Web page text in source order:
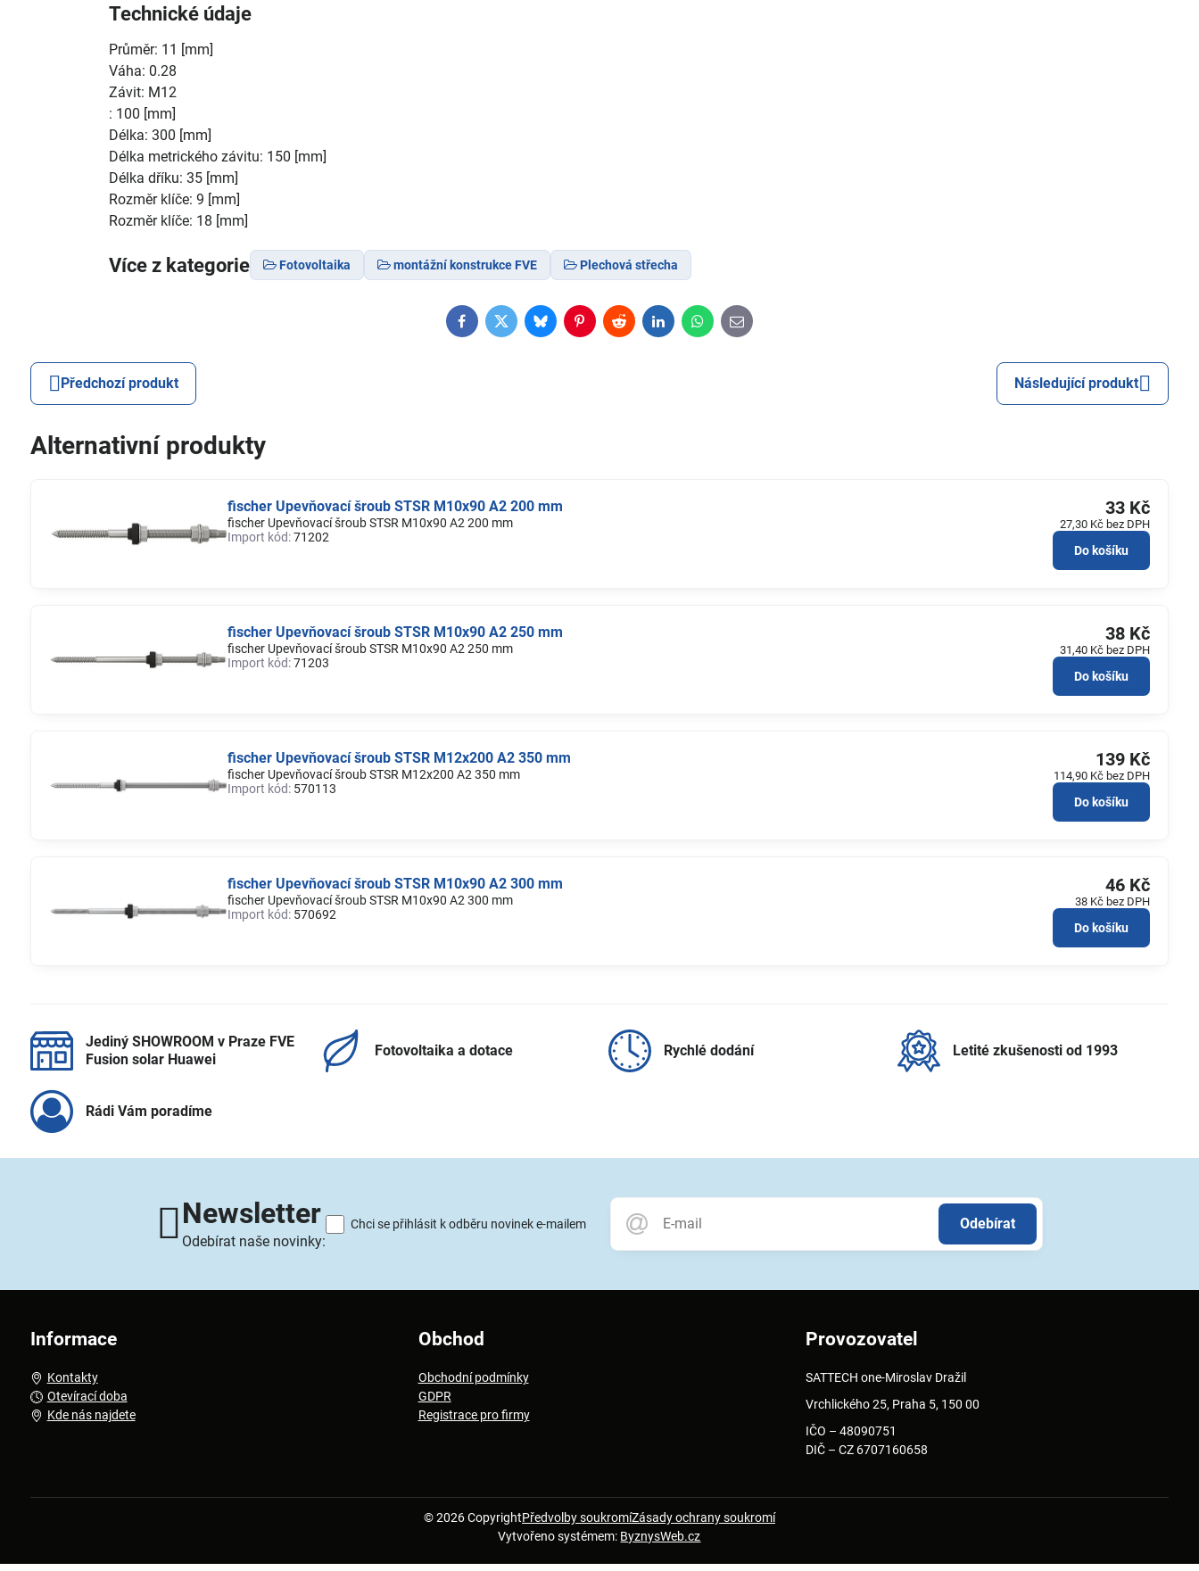
Technické údaje
Průměr: 11 [mm]
Váha: 0.28
Závit: M12
: 100 [mm]
Délka: 300 [mm]
Délka metrického závitu: 150 [mm]
Délka dříku: 35 [mm]
Rozměr klíče: 9 [mm]
Rozměr klíče: 18 [mm]
Více z kategorie Fotovoltaika montážní konstrukce FVE Plechová střecha
FacebookTwitterBlueskyPinterestRedditLinkedInWhatsApp
E-
mail
Předchozí produkt Následující produkt
Alternativní produkty
fischer Upevňovací šroub STSR M10x90 A2 200 mm
fischer Upevňovací šroub STSR M10x90 A2 200 mm
Import kód: 71202
33 Kč
27,30 Kč bez DPH
Do košíku
fischer Upevňovací šroub STSR M10x90 A2 250 mm
fischer Upevňovací šroub STSR M10x90 A2 250 mm
Import kód: 71203
38 Kč
31,40 Kč bez DPH
Do košíku
fischer Upevňovací šroub STSR M12x200 A2 350 mm
fischer Upevňovací šroub STSR M12x200 A2 350 mm
Import kód: 570113
139 Kč
114,90 Kč bez DPH
Do košíku
fischer Upevňovací šroub STSR M10x90 A2 300 mm
fischer Upevňovací šroub STSR M10x90 A2 300 mm
Import kód: 570692
46 Kč
38 Kč bez DPH
Do košíku
Jediný SHOWROOM v Praze FVE
Fusion solar Huawei
Fotovoltaika a dotace Rychlé dodání Letité zkušenosti od 1993
Rádi Vám poradíme
Newsletter
Odebírat naše novinky:
Odebírat
Chci se přihlásit k odběru novinek e-mailem
Informace
Kontakty
Otevírací doba
Kde nás najdete
Obchod
Obchodní podmínky
GDPR
Registrace pro firmy
Provozovatel
SATTECH one-Miroslav Dražil
Vrchlického 25, Praha 5, 150 00
IČO – 48090751
DIČ – CZ 6707160658
©2026CopyrightPředvolby soukromíZásady ochrany soukromí
Vytvořeno systémem: ByznysWeb.cz